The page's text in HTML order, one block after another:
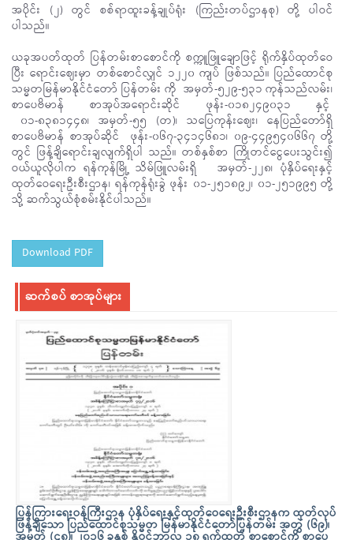
အပိုင်း (၂) တွင် စစ်ရာထူးခန့်ချုပ်ရုံး (ကြည်းတပ်ဌာနစု) တို့ ပါဝင်
ပါသည်။
ယခုအပတ်ထုတ် ပြန်တမ်းစာစောင်ကို စက္ကူဖြူချောဖြင့် ရိုက်နှိပ်ထုတ်ဝေ
ပြီး ရောင်းဈေးမှာ တစ်စောင်လျှင် ၁၂၂၀ ကျပ် ဖြစ်သည်။ ပြည်ထောင်စု
သမ္မတမြန်မာနိုင်ငံတော် ပြန်တမ်း ကို အမှတ်-၅၂၉-၅၃၁ ကုန်သည်လမ်း၊
စာပေဗိမာန် စာအုပ်အရောင်းဆိုင် ဖုန်း-၀၁၈၂၄၉၀၃၁ နှင့်
၀၁-၈၃၈၁၄၄၈၊ အမှတ်-၅၅ (တ)၊ သပြေကုန်းဈေး၊ နေပြည်တော်ရှိ
စာပေဗိမာန် စာအုပ်ဆိုင် ဖုန်း-၀၆၇-၃၄၁၄၆၈၁၊ ၀၉-၄၄၉၅၄၀၆၆၇ တို့
တွင် ဖြန့်ချိရောင်းချလျက်ရှိပါ သည်။ တစ်နှစ်စာ ကြိုတင်ငွေပေးသွင်း၍
ဝယ်ယူလိုပါက ရန်ကုန်မြို့ သိမ်ဖြူလမ်းရှိ အမှတ်-၂၂၈၊ ပုံနှိပ်ရေးနှင့်
ထုတ်ဝေရေးဦးစီးဌာန၊ ရန်ကုန်ရုံးခွဲ ဖုန်း ၀၁-၂၅၁၈၉၂၊ ၀၁-၂၅၁၉၉၅ တို့
သို့ ဆက်သွယ်စုံစမ်းနိုင်ပါသည်။
Download PDF
ဆက်စပ် စာအုပ်များ
ပြန်ကြားရေးဝန်ကြီးဌာန ပုံနှိပ်ရေးနှင့်ထုတ်ဝေရေးဦးစီးဌာနက ထုတ်လုပ်
ဖြန့်ချိသော ပြည်ထောင်စုသမ္မတ မြန်မာနိုင်ငံတော်ပြန်တမ်း အတွဲ (၆၉)၊